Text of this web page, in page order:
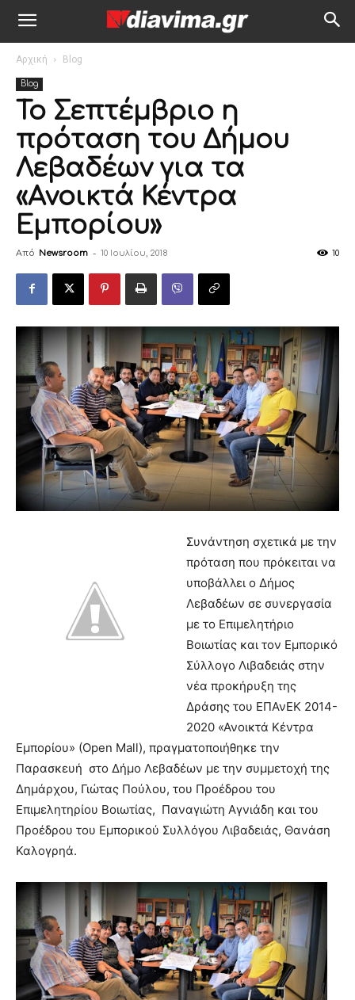
Αρχική Blog
Blog
Το Σεπτέμβριο η
πρόταση του Δήμου
Λεβαδέων για τα
«Ανοικτά Κέντρα
Εμπορίου»
Από Newsroom - 10 Ιουλίου, 2018 10
Συνάντηση σχετικά με την
πρόταση που πρόκειται να
υποβάλλει ο Δήμος
Λεβαδέων σε συνεργασία
με το Επιμελητήριο
Βοιωτίας και τον Εμπορικό
Σύλλογο Λιβαδειάς στην
νέα προκήρυξη της
Δράσης του ΕΠΑνΕΚ 2014-
2020 «Ανοικτά Κέντρα
Εμπορίου» (Οpen Μall), πραγματοποιήθηκε την
Παρασκευή στο Δήμο Λεβαδέων με την συμμετοχή της
Δημάρχου, Γιώτας Πούλου, του Προέδρου του
Επιμελητηρίου Βοιωτίας, Παναγιώτη Αγνιάδη και του
Προέδρου του Εμπορικού Συλλόγου Λιβαδειάς, Θανάση
Καλογρηά.